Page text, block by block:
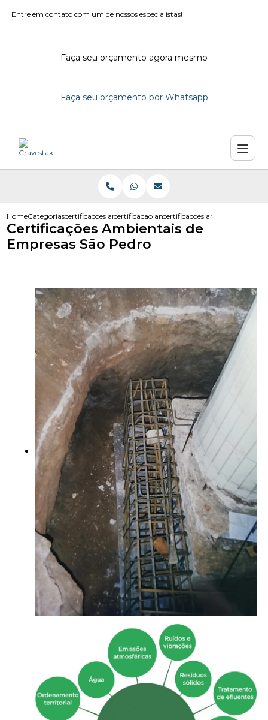
Entre em contato com um de nossos especialistas!
Faça seu orçamento agora mesmo
Faça seu orçamento por Whatsapp
HomeCategoriascertificacoes ambientaiscertificacao ambiental em campinas
certificacoes ambientais de
Certificações Ambientais de
Empresas São Pedro